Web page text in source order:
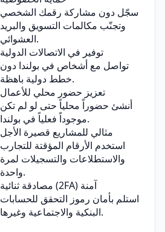
سجّل دون مشاركة رقمك الشخصي
وتجنّب مكالمات التسويق والبريد
العشوائي.
توفير في الاتصالات الدولية
تواصل مع أشخاص في بولندا دون
خطط دولية باهظة.
تعزيز حضور محلي للأعمال
أنشئ حضوراً محلياً حتى لو لم تكن
موجوداً فعلياً في بولندا.
مثالي للمشاريع قصيرة الأجل
استخدم الأرقام المؤقتة للتجارب
والاستطلاعات والتسجيلات لمرة
واحدة.
مصادقة ثنائية (2FA) آمنة
استلم بأمان رموز التحقق للحسابات
البنكية والاجتماعية وغيرها.